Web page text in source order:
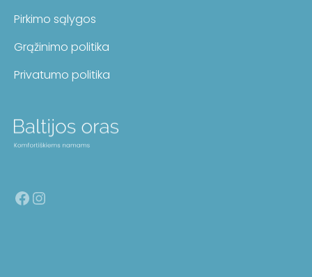
Pirkimo sąlygos
Grąžinimo politika
Privatumo politika
Facebook